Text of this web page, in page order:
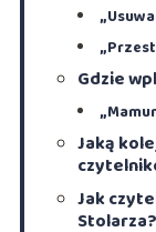
Gdzie
Jaką
Jak
Stolarza?